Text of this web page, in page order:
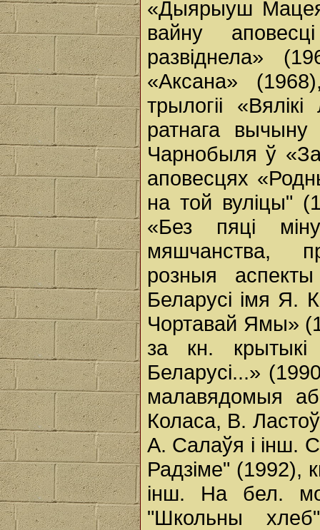
«Дыярыуш
вайну
развіднела»
«Аксана»
трылогіі
ратнага
Чарнобыля ў
аповесцях
на той вуліцы"
«Без пяці
мяшчанства,
розныя
Беларусі імя Я.
Чортавай Ямы»
за кн.
Беларусі...»
малавядомыя
Коласа, В.
А. Салаўя і інш.
Радзіме" (1992),
інш. На бел.
"Школьны